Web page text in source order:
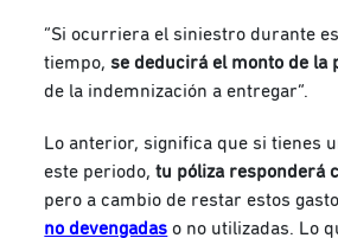
“Si ocurriera el siniestro durante
tiempo,se deducirá el monto de la
de la indemnización a entregar”.
Lo anterior, significa que si tienes
este periodo, tu póliza responderá
pero a cambio de restar estos
no devengadas o no utilizadas. Lo